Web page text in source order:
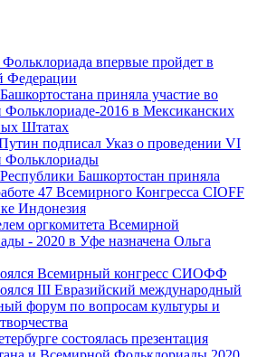
впервые пройдет в
Федерации
приняла участие во
2016 в Мексиканских
Штатах
подписал Указ о проведении VI
Фольклориады
Башкортостан приняла
47 Всемирного Конгресса CIOFF
Индонезия
оргкомитета Всемирной
- 2020 в Уфе назначена Ольга
Всемирный конгресс CИОФФ
III Евразийский международный
форум по вопросам культуры и
состоялась презентация